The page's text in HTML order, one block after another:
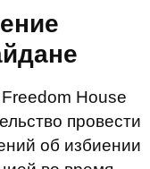
House
провести
об избиении